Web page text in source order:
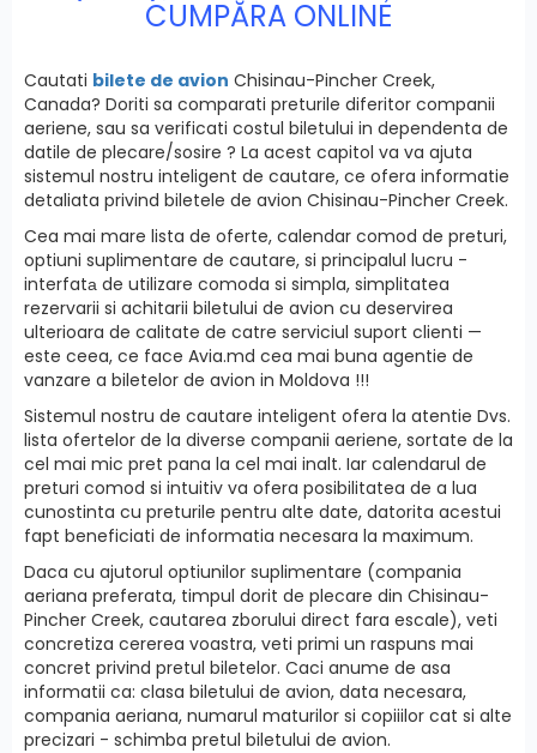
CUMPĂRA ONLINE
Cautati bilete de avion Chisinau-Pincher Creek,
Canada? Doriti sa comparati preturile diferitor companii
aeriene, sau sa verificati costul biletului in dependenta de
datile de plecare/sosire ? La acest capitol va va ajuta
sistemul nostru inteligent de cautare, ce ofera informatie
detaliata privind biletele de avion Chisinau-Pincher Creek.
Cea mai mare lista de oferte, calendar comod de preturi,
optiuni suplimentare de cautare, si principalul lucru -
interfatа de utilizare comoda si simpla, simplitatea
rezervarii si achitarii biletului de avion cu deservirea
ulterioara de calitate de catre serviciul suport clienti —
este ceea, ce face Avia.md cea mai buna agentie de
vanzare a biletelor de avion in Moldova !!!
Sistemul nostru de cautare inteligent ofera la atentie Dvs.
lista ofertelor de la diverse companii aeriene, sortate de la
cel mai mic pret pana la cel mai inalt. Iar calendarul de
preturi comod si intuitiv va ofera posibilitatea de a lua
cunostinta cu preturile pentru alte date, datorita acestui
fapt beneficiati de informatia necesara la maximum.
Daca cu ajutorul optiunilor suplimentare (compania
aeriana preferata, timpul dorit de plecare din Chisinau-
Pincher Creek, cautarea zborului direct fara escale), veti
concretiza cererea voastra, veti primi un raspuns mai
concret privind pretul biletelor. Caci anume de asa
informatii ca: clasa biletului de avion, data necesara,
compania aeriana, numarul maturilor si copiiilor cat si alte
precizari - schimba pretul biletului de avion.